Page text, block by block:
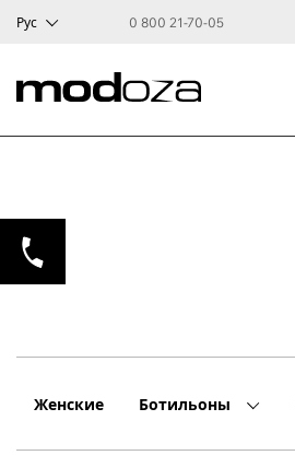
Рус 0 800 21-70-05
Женские Ботильоны